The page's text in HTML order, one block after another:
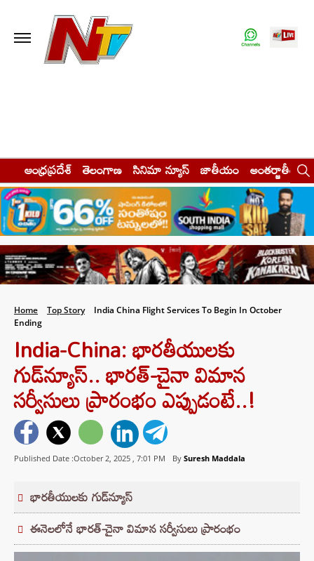
ఆంధ్రప్రదేశ్ తెలంగాణ సినిమా న్యూస్ జాతీయం అంతర్జాతీయం
Home Top Story
India China Flight Services To Begin In October
Ending
India-China: భారతీయులకు
గుడ్‌న్యూస్.. భారత్-చైనా విమాన
సర్వీసులు ప్రారంభం ఎప్పుడంటే..!
Published Date :October 2, 2025 , 7:01 PM By Suresh Maddala
భారతీయులకు గుడ్‌న్యూస్
ఈనెలలోనే భారత్-చైనా విమాన సర్వీసులు ప్రారంభం